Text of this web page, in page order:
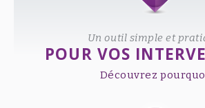
Un outil simple et
POUR VOS
Découvrez